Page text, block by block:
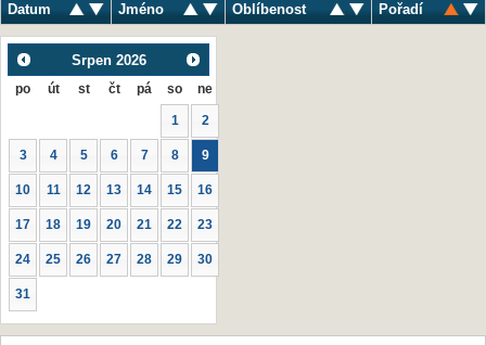
Datum Jméno Oblíbenost Pořadí
Srpen 2026
po út st čt pá so ne
1 2
3 4 5 6 7 8 9
10 11 12 13 14 15 16
17 18 19 20 21 22 23
24 25 26 27 28 29 30
31